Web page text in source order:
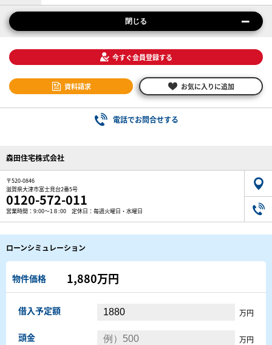
閉じる
今すぐ会員登録する
資料請求 お気に入りに追加
電話でお問合せする
森田住宅株式会社
〒520-0846
滋賀県大津市富士見台2番5号
0120-572-011
営業時間：9:00～1８:00 定休日：毎週火曜日・水曜日
ローンシミュレーション
物件価格 1,880万円
借入予定額 万円
頭金 万円